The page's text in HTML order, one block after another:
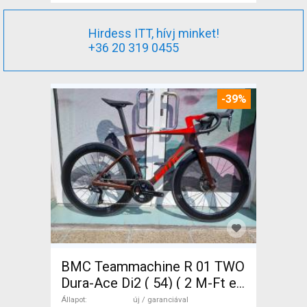
Hirdess ITT, hívj minket!
+36 20 319 0455
-39%
BMC Teammachine R 01 TWO
Dura-Ace Di2 ( 54) ( 2 M-Ft e
Országúti Shimano Dura Ace
Állapot
új / garanciával